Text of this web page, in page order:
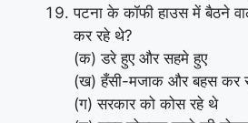
पटना के कॉफी हाउस में बैठने
कर रहे थे?
(क) डरे हुए और सहमे हुए
(ख) हँसी-मजाक और बहस कर
(ग) सरकार को कोस रहे थे